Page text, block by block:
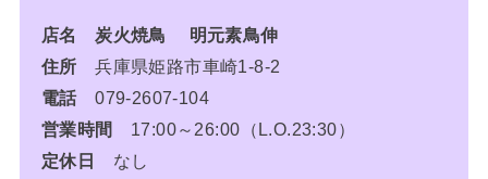
店名 炭火焼鳥 明元素鳥伸
住所 兵庫県姫路市車崎1-8-2
電話079-2607-104
営業時間
17:00～26:00（L.O.23:30）
定休日
なし